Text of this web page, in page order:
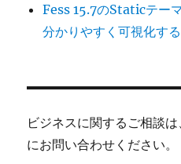
Fess 15.7のStaticテー
分かりやすく可視化する
ビジネスに関するご相談
にお問い合わせください。